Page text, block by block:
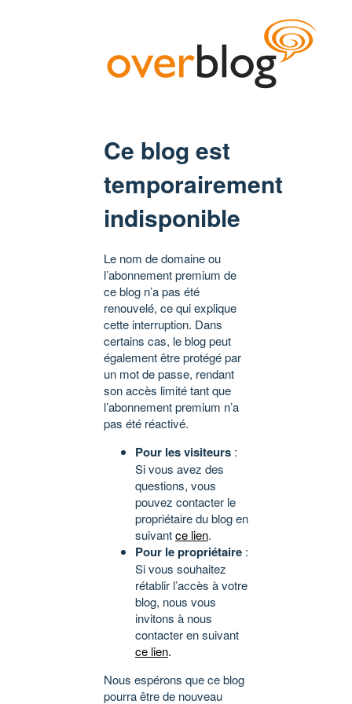
Ce blog est
temporairement
indisponible
Le nom de domaine ou
l’abonnement premium de
ce blog n’a pas été
renouvelé, ce qui explique
cette interruption. Dans
certains cas, le blog peut
également être protégé par
un mot de passe, rendant
son accès limité tant que
l’abonnement premium n’a
pas été réactivé.
Pour les visiteurs :
Si vous avez des
questions, vous
pouvez contacter le
propriétaire du blog en
suivantce lien.
Pour le propriétaire :
Si vous souhaitez
rétablir l’accès à votre
blog, nous vous
invitons à nous
contacter en suivant
ce lien.
Nous espérons que ce blog
pourra être de nouveau